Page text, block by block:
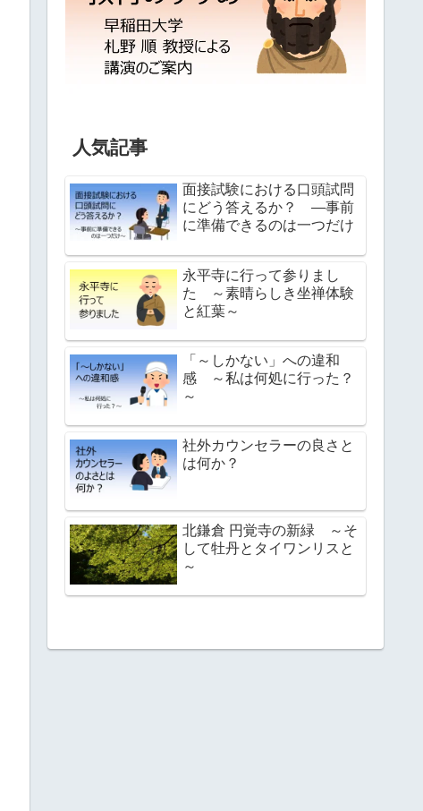
人気記事
面接試験における口頭試問
にどう答えるか？ ―事前
に準備できるのは一つだけ
永平寺に行って参りまし
た ～素晴らしき坐禅体験
と紅葉～
「～しかない」への違和
感 ～私は何処に行った？
～
社外カウンセラーの良さと
は何か？
北鎌倉 円覚寺の新緑 ～そ
して牡丹とタイワンリスと
～